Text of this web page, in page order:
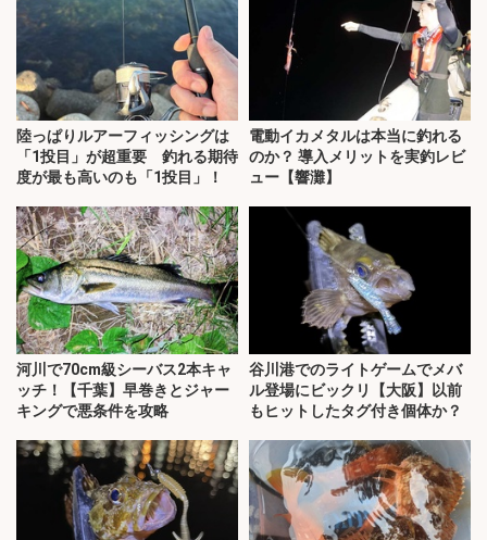
陸っぱりルアーフィッシングは
「1投目」が超重要 釣れる期待
度が最も高いのも「1投目」！
電動イカメタルは本当に釣れる
のか？ 導入メリットを実釣レビ
ュー【響灘】
河川で70cm級シーバス2本キャ
ッチ！【千葉】早巻きとジャー
キングで悪条件を攻略
谷川港でのライトゲームでメバ
ル登場にビックリ【大阪】以前
もヒットしたタグ付き個体か？